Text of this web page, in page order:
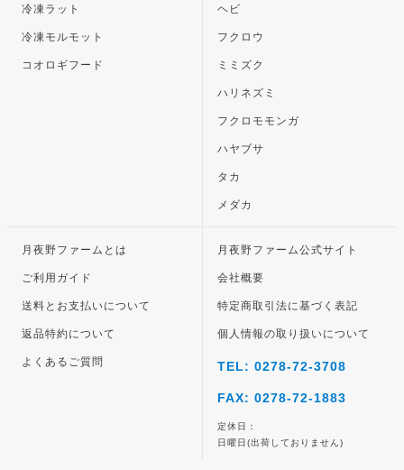
冷凍ラット
冷凍モルモット
コオロギフード
ヘビ
フクロウ
ミミズク
ハリネズミ
フクロモモンガ
ハヤブサ
タカ
メダカ
月夜野ファームとは
ご利用ガイド
送料とお支払いについて
返品特約について
よくあるご質問
月夜野ファーム公式サイト
会社概要
特定商取引法に基づく表記
個人情報の取り扱いについて
TEL: 0278-72-3708
FAX: 0278-72-1883
定休日：
日曜日(出荷しておりません)